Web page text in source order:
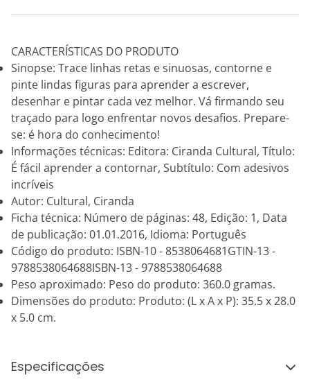
CARACTERÍSTICAS DO PRODUTO
Sinopse: Trace linhas retas e sinuosas, contorne e
pinte lindas figuras para aprender a escrever,
desenhar e pintar cada vez melhor. Vá firmando seu
traçado para logo enfrentar novos desafios. Prepare-
se: é hora do conhecimento!
Informações técnicas: Editora: Ciranda Cultural, Título:
É fácil aprender a contornar, Subtítulo: Com adesivos
incríveis
Autor: Cultural, Ciranda
Ficha técnica: Número de páginas: 48, Edição: 1, Data
de publicação: 01.01.2016, Idioma: Português
Código do produto: ISBN-10 - 8538064681GTIN-13 -
9788538064688ISBN-13 - 9788538064688
Peso aproximado: Peso do produto: 360.0 gramas.
Dimensões do produto: Produto: (L x A x P): 35.5 x 28.0
x 5.0 cm.
Especificações